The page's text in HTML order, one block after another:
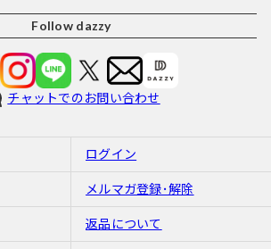
Follow dazzy
チャットでのお問い合わせ
ログイン
メルマガ登録･解除
返品について